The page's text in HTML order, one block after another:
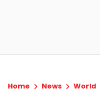
Home News World